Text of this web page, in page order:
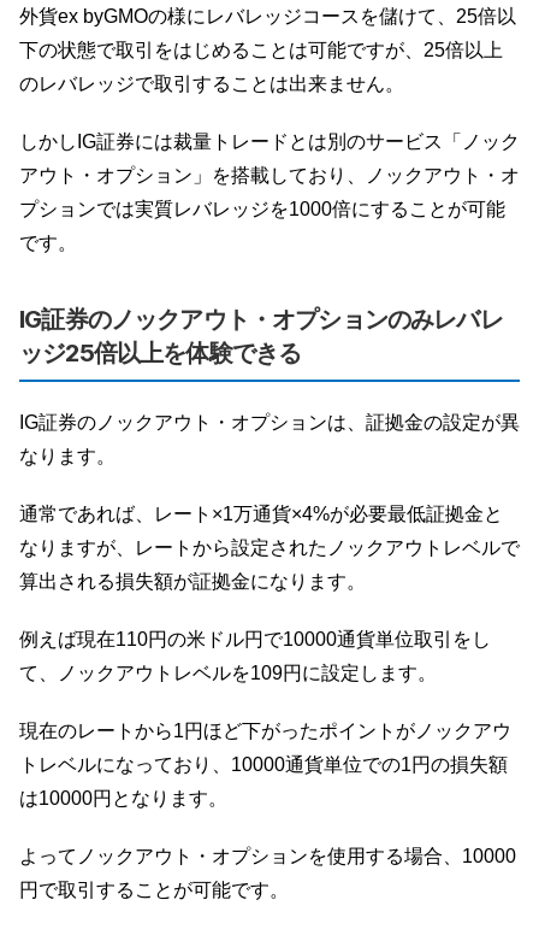
外貨ex byGMOの様にレバレッジコースを儲けて、25倍以
下の状態で取引をはじめることは可能ですが、25倍以上
のレバレッジで取引することは出来ません。
しかしIG証券には裁量トレードとは別のサービス「ノック
アウト・オプション」を搭載しており、ノックアウト・オ
プションでは実質レバレッジを1000倍にすることが可能
です。
IG証券のノックアウト・オプションのみレバレ
ッジ25倍以上を体験できる
IG証券のノックアウト・オプションは、証拠金の設定が異
なります。
通常であれば、レート×1万通貨×4%が必要最低証拠金と
なりますが、レートから設定されたノックアウトレベルで
算出される損失額が証拠金になります。
例えば現在110円の米ドル円で10000通貨単位取引をし
て、ノックアウトレベルを109円に設定します。
現在のレートから1円ほど下がったポイントがノックアウ
トレベルになっており、10000通貨単位での1円の損失額
は10000円となります。
よってノックアウト・オプションを使用する場合、10000
円で取引することが可能です。